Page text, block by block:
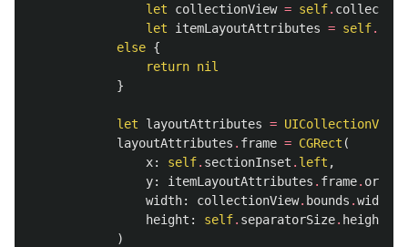
let
collectionView = self.
let
itemLayoutAttributes = self.
else {
return nil
}
let layoutAttributes =
layoutAttributes . frame = CGRect (
x: self. sectionInset . left ,
y: itemLayoutAttributes . frame. origin
width: collectionView. bounds .width
height : self. separatorSize. height
)